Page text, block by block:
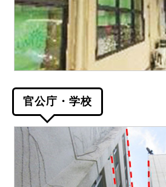
官公庁・学校